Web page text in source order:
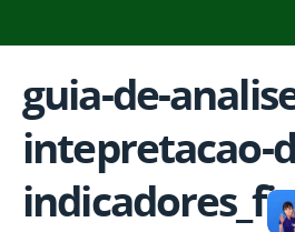
guia-de-
intepretacao-